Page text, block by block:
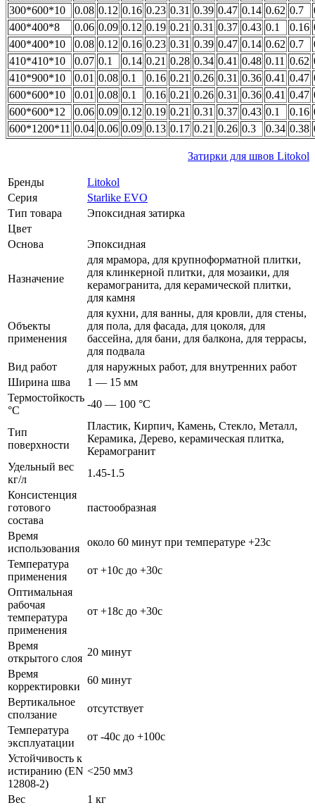
300*600*10
0.08 0.12 0.16 0.23 0.31 0.39 0.47 0.14 0.62 0.7
400*400*8
0.06 0.09 0.12 0.19 0.21 0.31 0.37 0.43 0.1 0.16
400*400*10
0.08 0.12 0.16 0.23 0.31 0.39 0.47 0.14 0.62 0.7
410*410*10
0.07 0.1 0.14 0.21 0.28 0.34 0.41 0.48 0.11 0.62
410*900*10
0.01 0.08 0.1 0.16 0.21 0.26 0.31 0.36 0.41 0.47
600*600*10
0.01 0.08 0.1 0.16 0.21 0.26 0.31 0.36 0.41 0.47
600*600*12
0.06 0.09 0.12 0.19 0.21 0.31 0.37 0.43 0.1 0.16
600*1200*11 0.04 0.06 0.09 0.13 0.17 0.21 0.26 0.3 0.34 0.38
Затирки для швов Litokol
Бренды
Litokol
Серия
Starlike EVO
Тип товара
Эпоксидная затирка
Цвет
Основа
Эпоксидная
Назначение
для мрамора, для крупноформатной плитки,
для клинкерной плитки, для мозаики, для
керамогранита, для керамической плитки,
для камня
Объекты
применения
для кухни, для ванны, для кровли, для стены,
для пола, для фасада, для цоколя, для
бассейна, для бани, для балкона, для террасы,
для подвала
Вид работ
для наружных работ, для внутренних работ
Ширина шва
1 — 15 мм
Термостойкость
°С
-40 — 100 °C
Тип
поверхности
Пластик, Кирпич, Камень, Стекло, Металл,
Керамика, Дерево, керамическая плитка,
Керамогранит
Удельный вес
кг/л
1.45-1.5
Консистенция
готового
состава
пастообразная
Время
использования
около 60 минут при температуре +23с
Температура
применения
от +10с до +30с
Оптимальная
рабочая
температура
применения
от +18с до +30с
Время
открытого слоя
20 минут
Время
корректировки
60 минут
Вертикальное
сползание
отсутствует
Температура
эксплуатации
от -40с до +100с
Устойчивость к
истиранию (EN
12808-2)
<250 мм3
Вес 1 кг